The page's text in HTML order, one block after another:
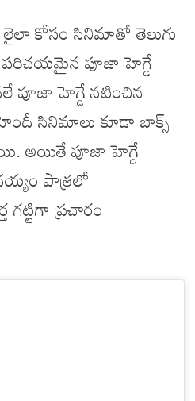
కోసం సినిమాతో తెలుగు
పరిచయమైన పూజా హెగ్డే
పూజా హెగ్డే నటించిన
సినిమాలు కూడా బాక్స్
అయితే పూజా హెగ్డే
పాత్రలో
గట్టిగా ప్రచారం